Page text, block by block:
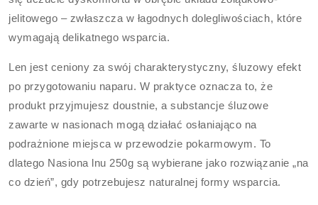
jelitowego – zwłaszcza w łagodnych dolegliwościach, które
wymagają delikatnego wsparcia.
Len jest ceniony za swój charakterystyczny, śluzowy efekt
po przygotowaniu naparu. W praktyce oznacza to, że
produkt przyjmujesz doustnie, a substancje śluzowe
zawarte w nasionach mogą działać osłaniająco na
podrażnione miejsca w przewodzie pokarmowym. To
dlatego Nasiona lnu 250g są wybierane jako rozwiązanie „na
co dzień”, gdy potrzebujesz naturalnej formy wsparcia.